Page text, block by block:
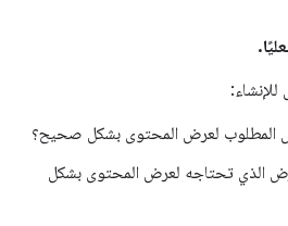
المطلوب لعرض المحتوى بشكل صحيح؟
الذي تحتاجه لعرض المحتوى بشكل